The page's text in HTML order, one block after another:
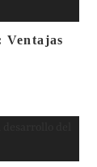
Ventajas